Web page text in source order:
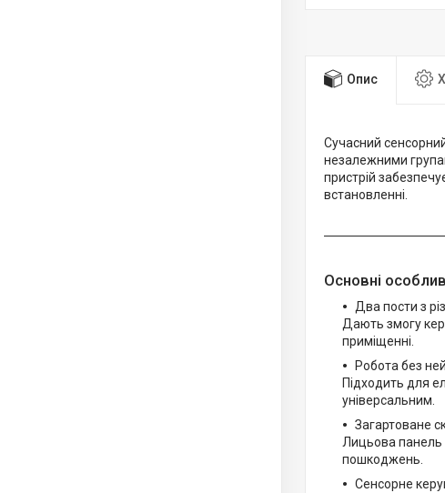
Опис
Сучасний
незалежними
пристрій
встановленні.
Основні
Два пости з
Дають змогу
приміщенні.
Робота без
Підходить для
універсальним.
Загартоване
Лицьова панель
пошкоджень.
Сенсорне